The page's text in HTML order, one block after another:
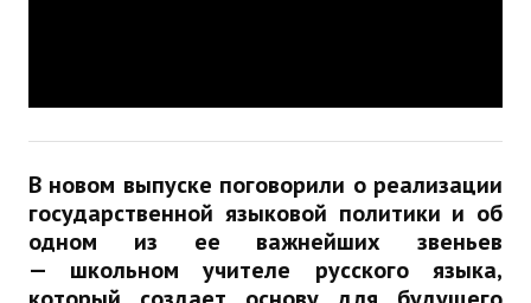
КОНТАКТЫ
В новом выпуске поговорили о реализации
государственной языковой политики и об
одном из ее важнейших звеньев
— школьном учителе русского языка,